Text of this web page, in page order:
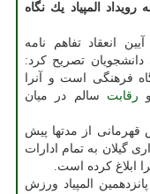
المپیاد یك نگاه
انعقاد تفاهم نامه
دانشجویان تصریح كرد:
فرهنگی است و آنرا
رقابت سالم در میان
قهرمانی از مدتها پیش
گیلان به تمام ادارات
ابلاغ كرده است.
المپیاد ورزش